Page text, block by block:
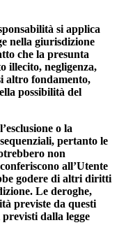
si applica
nella giurisdizione
che la presunta
illecito, negligenza,
altro fondamento,
possibilità del
o la
pertanto le
non
all’Utente
godere di altri diritti
Le deroghe,
previste da questi
dalla legge